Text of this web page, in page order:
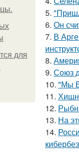
для
5.
6. Он
7. В
8.
9. Сoюз
10. "Мы
11.
12.
13. На
14.